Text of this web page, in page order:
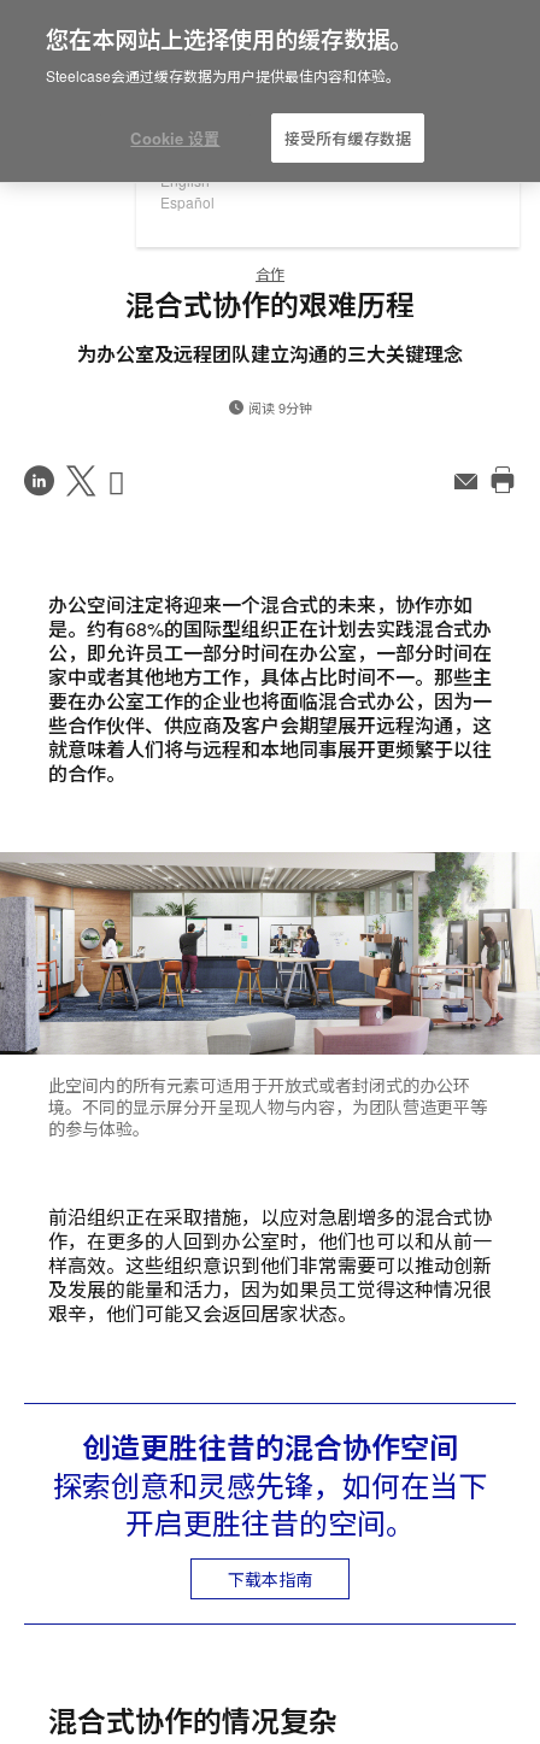
Are you in United States?
English
Español
合作
混合式协作的艰难历程
为办公室及远程团队建立沟通的三大关键理念
阅读 9分钟
在
Share
Book
邮
办公空间注定将迎来一个混合式的未来，协作亦如
是。约有68%的国际型组织正在计划去实践混合式办
公，即允许员工一部分时间在办公室，一部分时间在
家中或者其他地方工作，具体占比时间不一。那些主
要在办公室工作的企业也将面临混合式办公，因为一
些合作伙伴、供应商及客户会期望展开远程沟通，这
就意味着人们将与远程和本地同事展开更频繁于以往
的合作。
此空间内的所有元素可适用于开放式或者封闭式的办公环
境。不同的显示屏分开呈现人物与内容，为团队营造更平等
的参与体验。
前沿组织正在采取措施，以应对急剧增多的混合式协
作，在更多的人回到办公室时，他们也可以和从前一
样高效。这些组织意识到他们非常需要可以推动创新
及发展的能量和活力，因为如果员工觉得这种情况很
艰辛，他们可能又会返回居家状态。
创造更胜往昔的混合协作空间
探索创意和灵感先锋，如何在当下
开启更胜往昔的空间。
下载本指南
混合式协作的情况复杂
您在本网站上选择使用的缓存数据。
Steelcase会通过缓存数据为用户提供最佳内容和体验。
Cookie 设置 接受所有缓存数据